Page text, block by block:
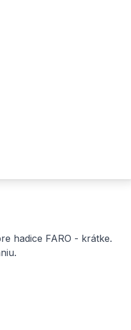
hadice FARO - krátke.